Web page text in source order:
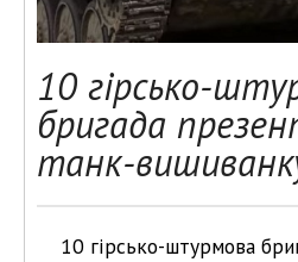
10 гірсько-
бригада
танк-
10 гірсько-штурмова